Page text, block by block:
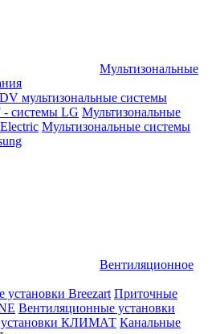
Мультизональные
мультизональные системы
- системы LG Мультизональные
Мультизональные системы
Вентиляционное
Breezart Приточные
Вентиляционные установки
установки КЛИМАТ Канальные